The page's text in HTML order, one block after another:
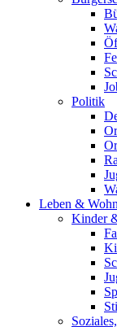
Politik
Leben &
Kinder